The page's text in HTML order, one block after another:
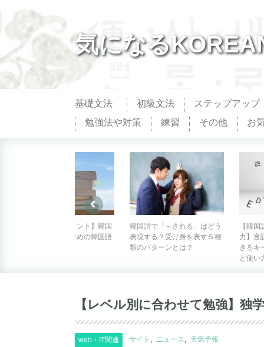
気になる
基礎文法 初級文法
ステップアップ
勉強法や対策
練習 その他 お
韓国語で「～される」はどう
表現する？受け身を表す５種
【韓国語や絵文字も簡単入
力】言語切り替えが簡単にで
きるキーボードアプリの設定
【아
くは、
現を使
【レベル別に合わせて勉強】独
web・IT関連 サイト ニュース 天気予報